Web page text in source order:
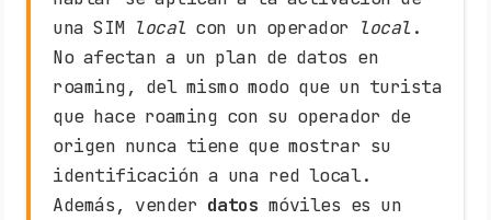
una SIM local con un operador local .
No afectan a un plan de datos en
roaming, del mismo modo que un turista
que hace roaming con su operador de
origen nunca tiene que mostrar su
identificación a una red local.
Además, vender datos móviles es un